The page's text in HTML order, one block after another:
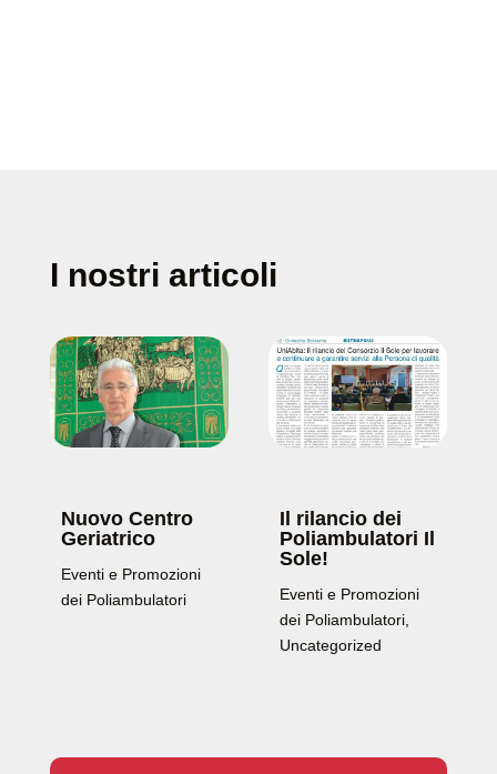
I nostri articoli
Nuovo Centro
Geriatrico
Eventi e Promozioni
dei Poliambulatori
Il rilancio dei
Poliambulatori Il
Sole!
Eventi e Promozioni
dei Poliambulatori,
Uncategorized